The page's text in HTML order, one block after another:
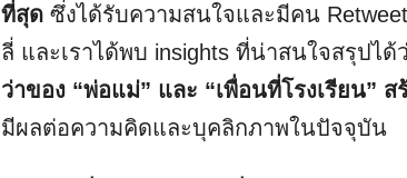
ที่สุดซึ่งได้รับความสนใจและมีคน
ลี่ และเราได้พบ insights ที่น่าสนใจสรุปได้
ว่าของ “พ่อแม่” และ “เพื่อนที่โรงเรียน”
มีผลต่อความคิดและบุคลิกภาพในปัจจุบัน